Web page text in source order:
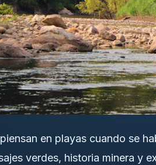
en playas cuando se
verdes, historia minera y